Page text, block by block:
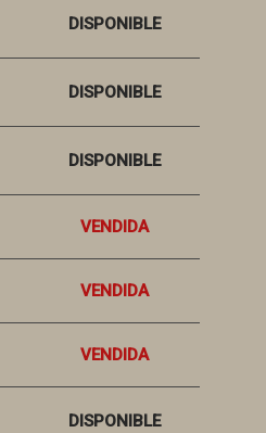
DISPONIBLE
DISPONIBLE
DISPONIBLE
VENDIDA
VENDIDA
VENDIDA
DISPONIBLE